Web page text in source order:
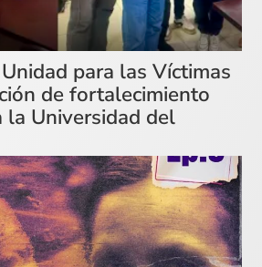
para las Víctimas
de fortalecimiento
la Universidad del